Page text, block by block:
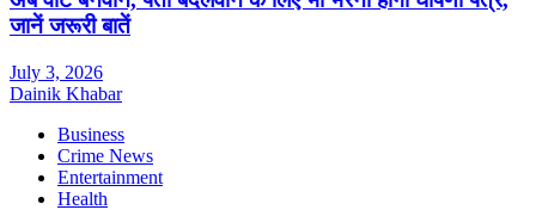
जानें जरूरी बातें
July 3, 2026
Dainik Khabar
Business
Crime News
Entertainment
Health